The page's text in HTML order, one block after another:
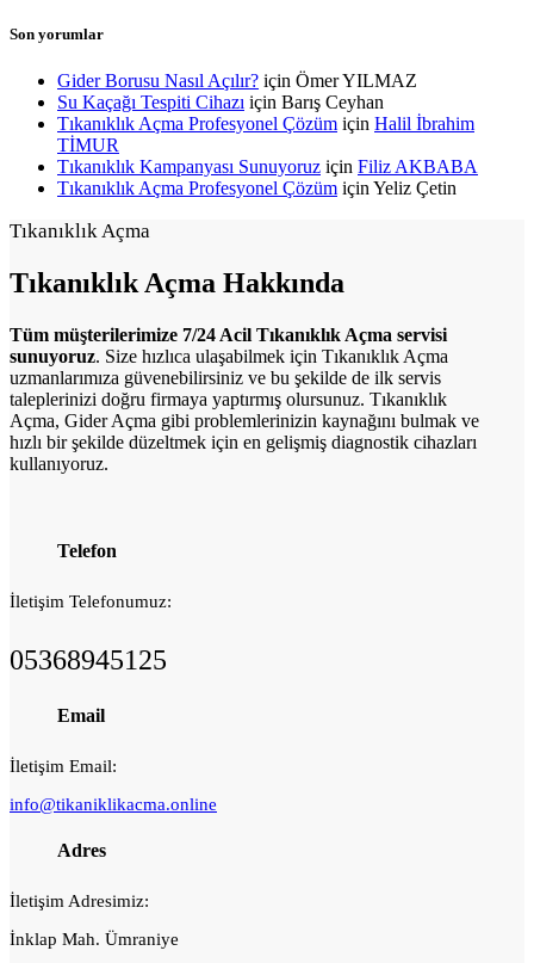
Son yorumlar
Gider Borusu Nasıl Açılır? için Ömer YILMAZ
Su Kaçağı Tespiti Cihazı için Barış Ceyhan
Tıkanıklık Açma Profesyonel Çözüm için Halil İbrahim
TİMUR
Tıkanıklık Kampanyası Sunuyoruz için Filiz AKBABA
Tıkanıklık Açma Profesyonel Çözüm içinYeliz Çetin
Tıkanıklık Açma
TıkanıklıkAçma Hakkında
Tüm müşterilerimize 7/24 Acil Tıkanıklık Açma servisi
sunuyoruz. Size hızlıca ulaşabilmek için Tıkanıklık Açma
uzmanlarımıza güvenebilirsiniz ve bu şekilde de ilk servis
taleplerinizi doğru firmaya yaptırmış olursunuz. Tıkanıklık
Açma, Gider Açma gibi problemlerinizin kaynağını bulmak ve
hızlı bir şekilde düzeltmek için en gelişmiş diagnostik cihazları
kullanıyoruz.
Telefon
İletişim Telefonumuz:
05368945125
Email
İletişim Email:
info@tikaniklikacma.online
Adres
İletişim Adresimiz:
İnklap Mah. Ümraniye